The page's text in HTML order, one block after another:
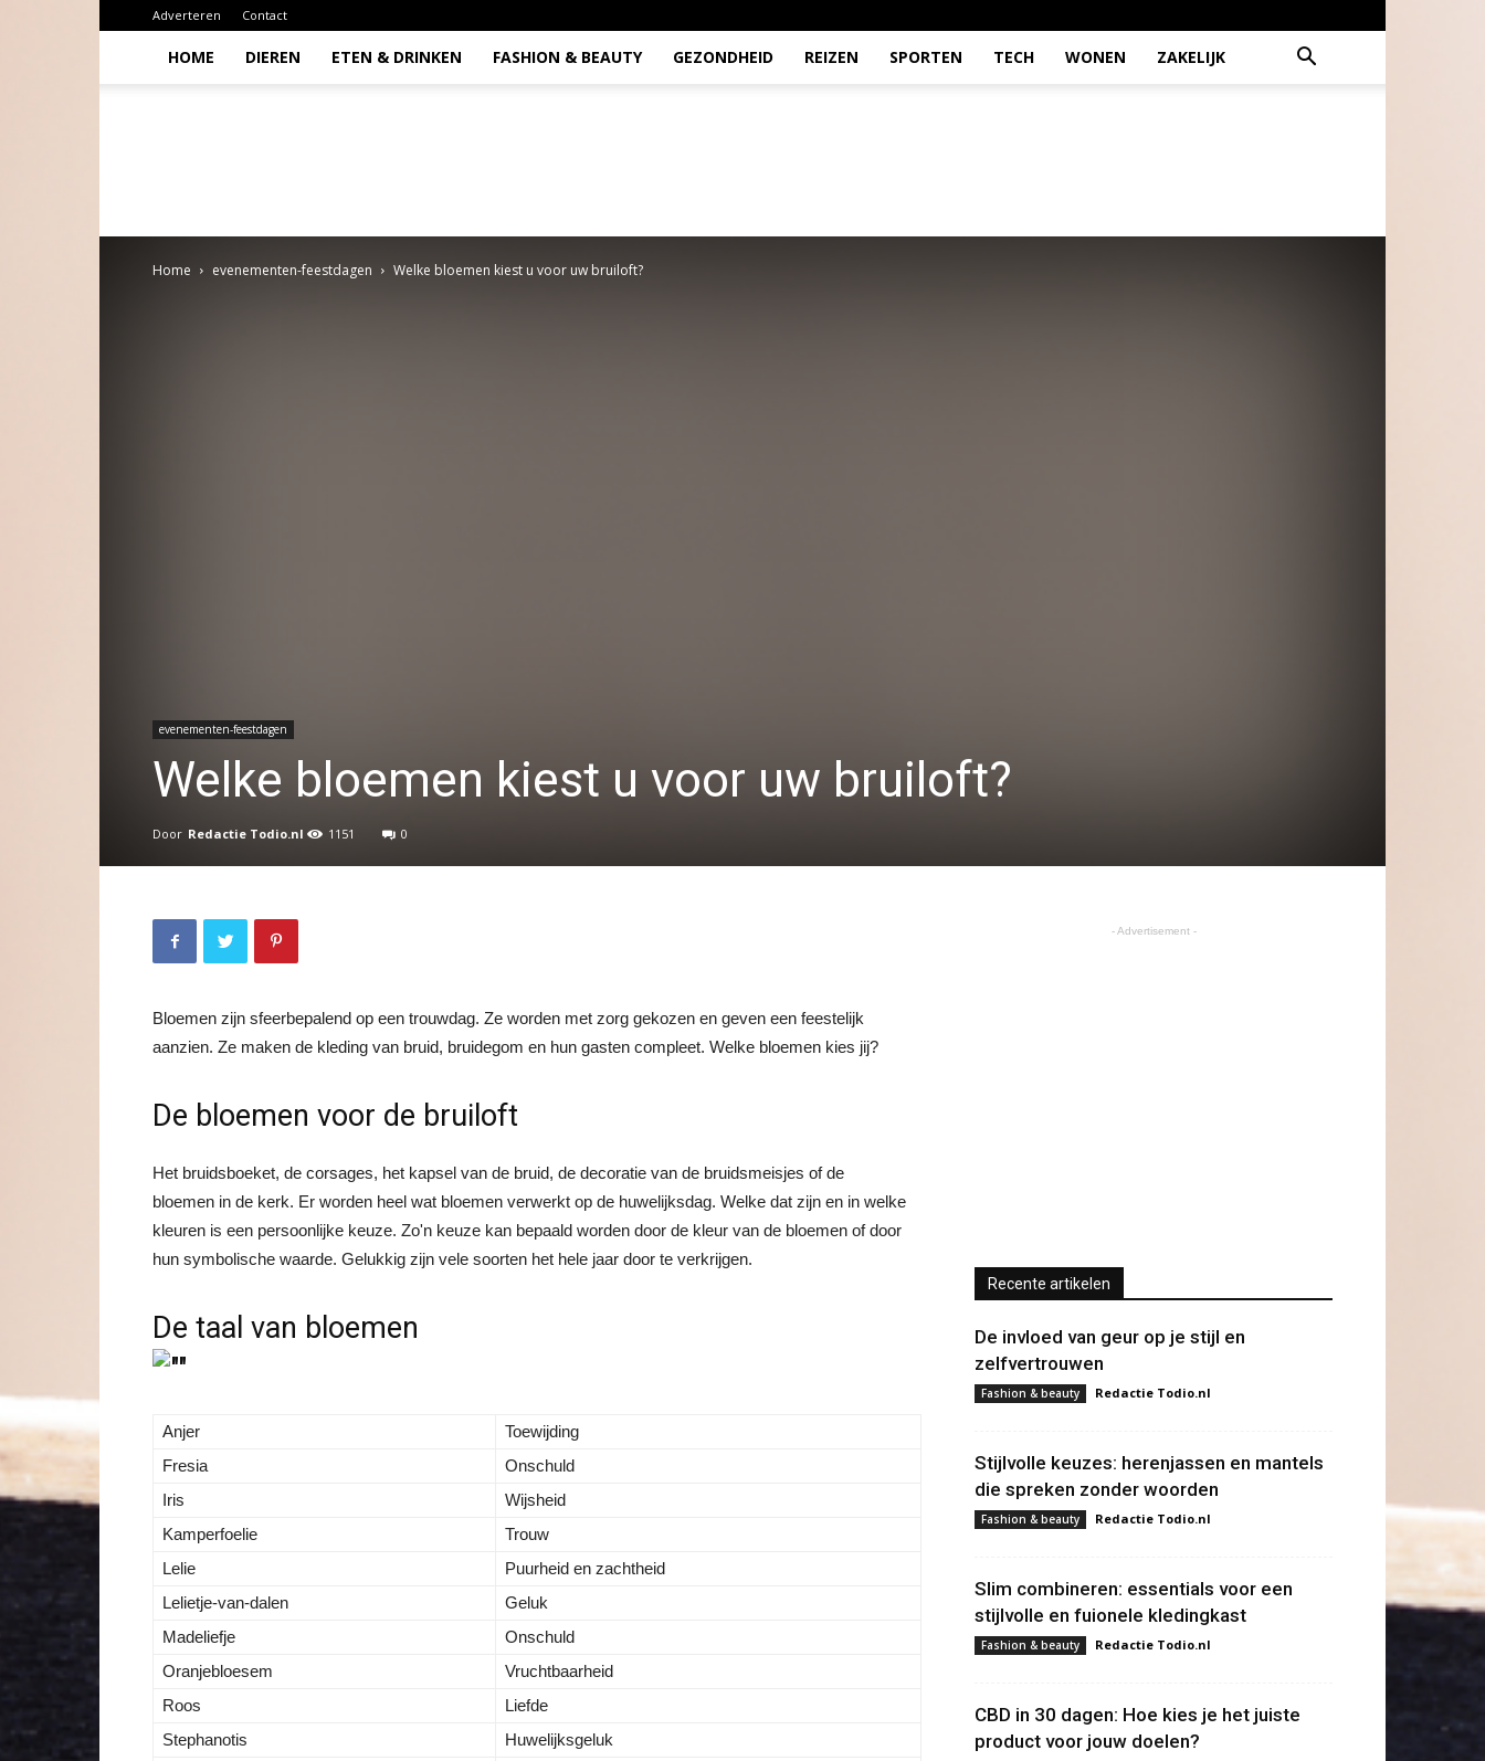
Adverteren Contact
HOME DIEREN ETEN & DRINKEN FASHION & BEAUTY GEZONDHEID REIZEN SPORTEN TECH WONEN ZAKELIJK
Home evenementen-feestdagen Welke bloemen kiest u voor uw bruiloft?
evenementen-feestdagen
Welke bloemen kiest u voor uw bruiloft?
Door Redactie Todio.nl 1151 0
Bloemen zijn sfeerbepalend op een trouwdag. Ze worden met zorg gekozen en geven een feestelijk
aanzien. Ze maken de kleding van bruid, bruidegom en hun gasten compleet. Welke bloemen kies jij?
De bloemen voor de bruiloft
Het bruidsboeket, de corsages, het kapsel van de bruid, de decoratie van de bruidsmeisjes of de
bloemen in de kerk. Er worden heel wat bloemen verwerkt op de huwelijksdag. Welke dat zijn en in welke
kleuren is een persoonlijke keuze. Zo'n keuze kan bepaald worden door de kleur van de bloemen of door
hun symbolische waarde. Gelukkig zijn vele soorten het hele jaar door te verkrijgen.
De taal van bloemen
Anjer
Toewijding
Fresia
Onschuld
Iris
Wijsheid
Kamperfoelie
Trouw
Lelie
Puurheid en zachtheid
Lelietje-van-dalen
Geluk
Madeliefje
Onschuld
Oranjebloesem
Vruchtbaarheid
Roos
Liefde
Stephanotis
Huwelijksgeluk
- Advertisement -
Recente artikelen
De invloed van geur op je stijl en
zelfvertrouwen
Fashion & beauty Redactie Todio.nl
Stijlvolle keuzes: herenjassen en mantels
die spreken zonder woorden
Fashion & beauty Redactie Todio.nl
Slim combineren: essentials voor een
stijlvolle en fuionele kledingkast
Fashion & beauty Redactie Todio.nl
CBD in 30 dagen: Hoe kies je het juiste
product voor jouw doelen?